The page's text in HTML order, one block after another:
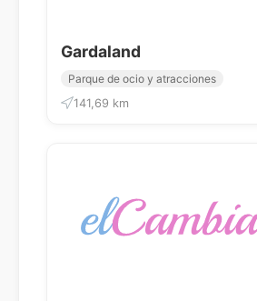
Gardaland
Parque de ocio y atracciones
141,69 km